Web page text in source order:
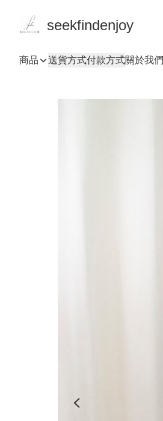
seekfindenjoy
商品 送貨方式付款方式關於我們